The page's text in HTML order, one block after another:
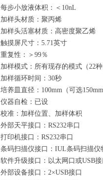
每步小放液体积：＜10nL
加样头材质：聚丙烯
加样头活塞材质：高密度聚乙烯
触摸屏尺寸：5.71英寸
重复性：＞99％
加样模式：所有现存的模式（22种
加样循环时间：30秒
培养皿直径：100mm（可选150mm
仪器自检：已设
校准：加样位置、加样体积
外部天平接口：RS232串口
打印机接口：RS232串口
条码扫描仪接口：IUL条码扫描仪
软件升级接口：以太网口或USB接
外部设备接口：2×USB接口